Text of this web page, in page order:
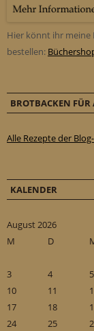
Hier könnt ihr meine
bestellen:
BROTBACKEN
Alle Rezepte der
KALENDER
August 2026
M
D
3
4 5
10
11
17
18
24
25